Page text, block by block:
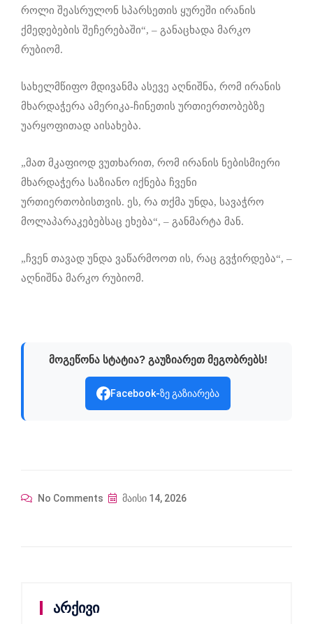
როლი შეასრულონ სპარსეთის ყურეში ირანის
ქმედებების შეჩერებაში“, – განაცხადა მარკო
რუბიომ.
სახელმწიფო მდივანმა ასევე აღნიშნა, რომ ირანის
მხარდაჭერა ამერიკა-ჩინეთის ურთიერთობებზე
უარყოფითად აისახება.
„მათ მკაფიოდ ვუთხარით, რომ ირანის ნებისმიერი
მხარდაჭერა საზიანო იქნება ჩვენი
ურთიერთობისთვის. ეს, რა თქმა უნდა, სავაჭრო
მოლაპარაკებებსაც ეხება“, – განმარტა მან.
„ჩვენ თავად უნდა ვაწარმოოთ ის, რაც გვჭირდება“, –
აღნიშნა მარკო რუბიომ.
მოგეწონა სტატია? გაუზიარეთ მეგობრებს!
Facebook-ზე გაზიარება
No Comments მაისი 14, 2026
არქივი